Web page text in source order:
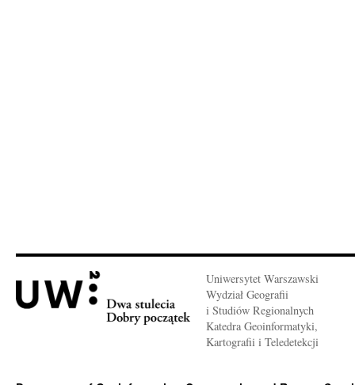
Uniwersytet Warszawski
Wydział Geografii
i Studiów Regionalnych
Katedra Geoinformatyki,
Kartografii i Teledetekcji